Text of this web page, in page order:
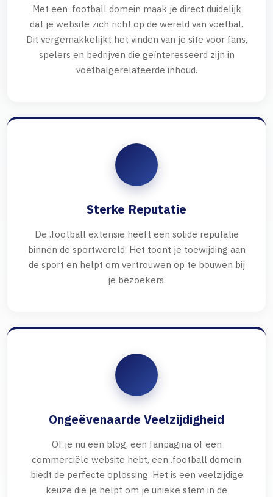
Met een .football domein maak je direct duidelijk
dat je website zich richt op de wereld van voetbal.
Dit vergemakkelijkt het vinden van je site voor fans,
spelers en bedrijven die geïnteresseerd zijn in
voetbalgerelateerde inhoud.
Sterke Reputatie
De .football extensie heeft een solide reputatie
binnen de sportwereld. Het toont je toewijding aan
de sport en helpt om vertrouwen op te bouwen bij
je bezoekers.
Ongeëvenaarde Veelzijdigheid
Of je nu een blog, een fanpagina of een
commerciële website hebt, een .football domein
biedt de perfecte oplossing. Het is een veelzijdige
keuze die je helpt om je unieke stem in de